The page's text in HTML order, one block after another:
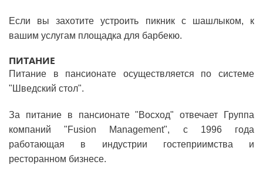
Если вы захотите устроить пикник с шашлыком, к
вашим услугам площадка для барбекю.
ПИТАНИЕ
Питание в пансионате осуществляется по системе
"Шведский стол".
За питание в пансионате "Восход" отвечает Группа
компаний "Fusion Management", с 1996 года
работающая в индустрии гостеприимства и
ресторанном бизнесе.